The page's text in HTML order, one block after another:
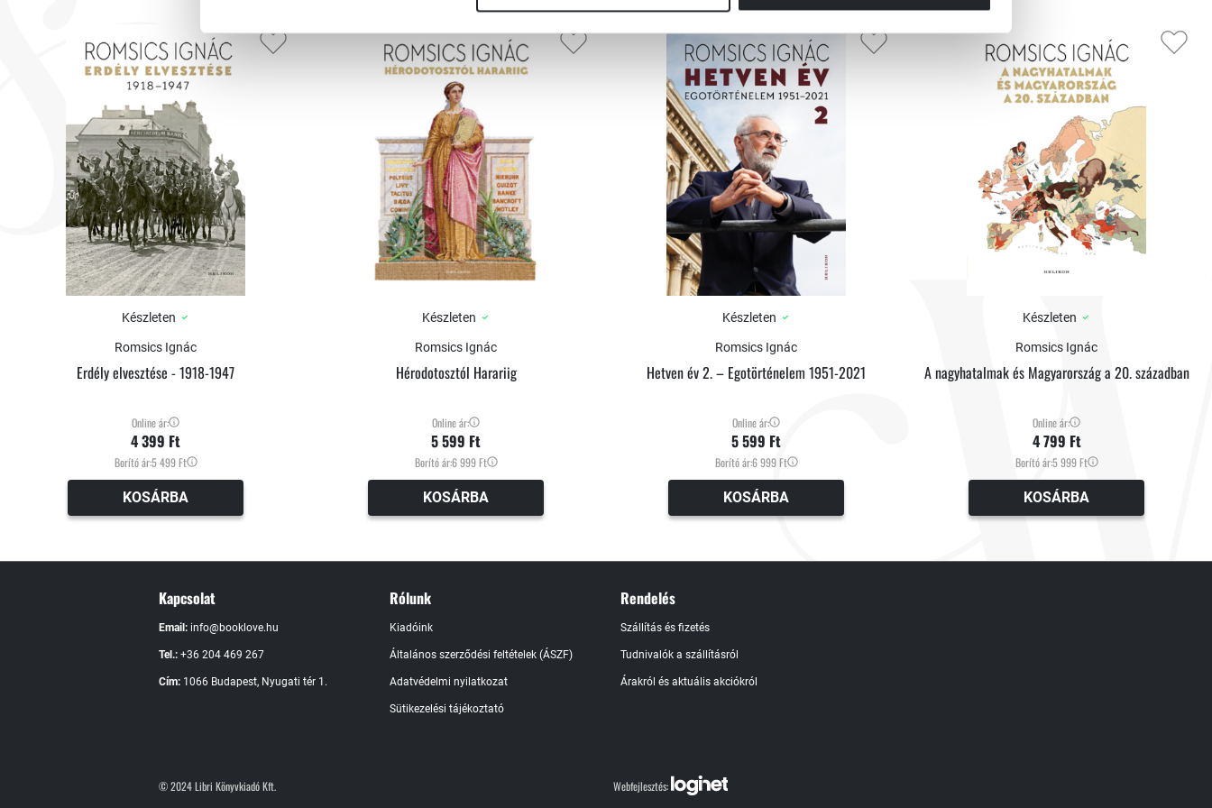
Készleten
Romsics Ignác
Erdély elvesztése - 1918-1947
Online ár:
4 399 Ft
Borító ár:5 499 Ft
KOSÁRBA
Készleten
Romsics Ignác
Hérodotosztól Harariig
Online ár:
5 599 Ft
Borító ár:6 999 Ft
KOSÁRBA
Készleten
Romsics Ignác
Hetven év 2. – Egotörténelem 1951-2021
Online ár:
5 599 Ft
Borító ár:6 999 Ft
KOSÁRBA
Készleten
Romsics Ignác
A nagyhatalmak és Magyarország a 20. században
Online ár:
4 799 Ft
Borító ár:5 999 Ft
KOSÁRBA
Kapcsolat
Email: info@booklove.hu
Tel.: +36 204 469 267
Cím: 1066 Budapest, Nyugati tér 1.
Rólunk
Kiadóink
Általános szerződési feltételek (ÁSZF)
Adatvédelmi nyilatkozat
Sütikezelési tájékoztató
Rendelés
Szállítás és fizetés
Tudnivalók a szállításról
Árakról és aktuális akciókról
© 2024 Libri Könyvkiadó Kft. Webfejlesztés: